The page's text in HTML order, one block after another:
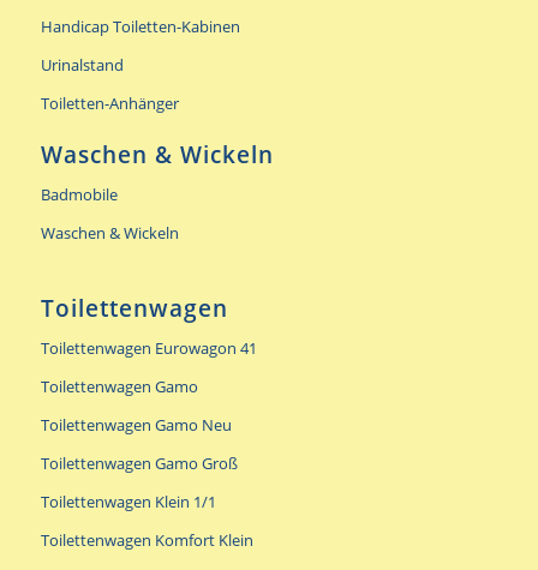
Handicap Toiletten-Kabinen
Urinalstand
Toiletten-Anhänger
Waschen & Wickeln
Badmobile
Waschen & Wickeln
Toilettenwagen
Toilettenwagen Eurowagon 41
Toilettenwagen Gamo
Toilettenwagen Gamo Neu
Toilettenwagen Gamo Groß
Toilettenwagen Klein 1/1
Toilettenwagen Komfort Klein